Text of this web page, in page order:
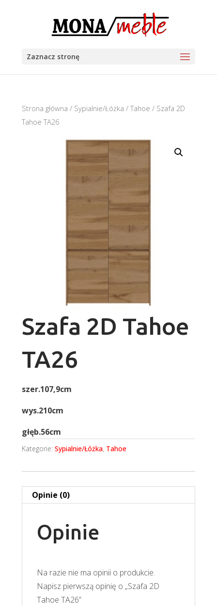
Zaznacz stronę
Strona główna / Sypialnie/Łóżka /Tahoe / Szafa 2D
Tahoe TA26
Szafa 2D Tahoe
TA26
szer.107,9cm
wys.210cm
głęb.56cm
Kategorie: Sypialnie/Łóżka, Tahoe
Opinie (0)
Opinie
Na razie nie ma opinii o produkcie.
Napisz pierwszą opinię o „Szafa 2D
Tahoe TA26”